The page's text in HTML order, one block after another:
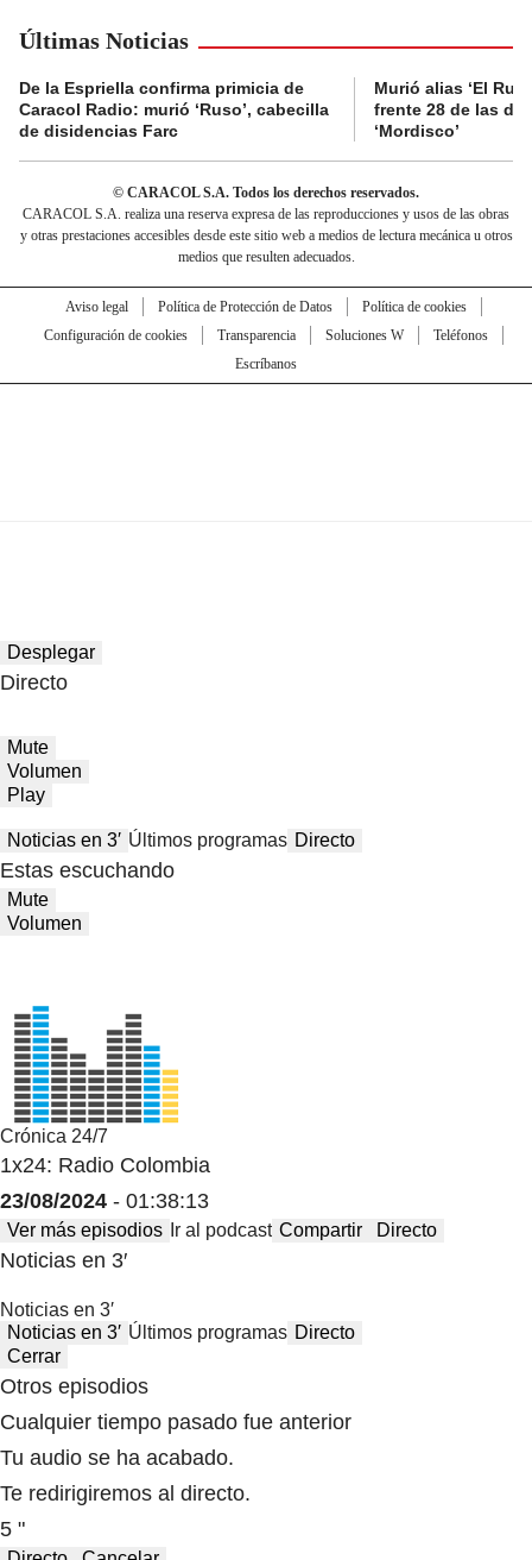
Últimas Noticias
De la Espriella confirma primicia de
Caracol Radio: murió ‘Ruso’, cabecilla
de disidencias Farc
Murió alias ‘El
frente 28 de las
‘Mordisco’
© CARACOL S.A. Todos los derechos reservados.
CARACOL S.A. realiza una reserva expresa de las reproducciones y usos de las obras
y otras prestaciones accesibles desde este sitio web a medios de lectura mecánica u otros
medios que resulten adecuados.
Aviso legal Política de Protección de Datos
Política de cookies
Configuración de cookies
Transparencia Soluciones W
Teléfonos
Escríbanos
Desplegar
Directo
Mute
Volumen
Play
Noticias en 3′ Últimos programas Directo
Estas escuchando
Mute
Volumen
Crónica 24/7
1x24: Radio Colombia
23/08/2024 - 01:38:13
Ver más episodios Ir al podcast Compartir Directo
Noticias en 3′
Noticias en 3′
Noticias en 3′ Últimos programas Directo
Cerrar
Otros episodios
Cualquier tiempo pasado fue anterior
Tu audio se ha acabado.
Te redirigiremos al directo.
5 "